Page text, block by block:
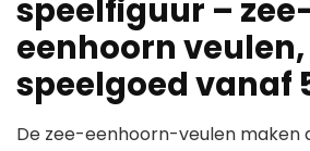
speelfiguur –
eenhoorn veulen,
speelgoed vanaf
De zee-eenhoorn-veulen maken